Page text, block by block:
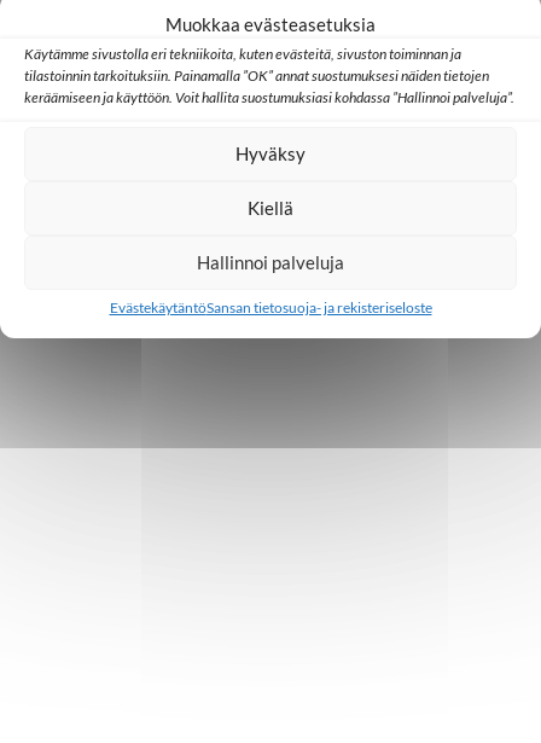
Muokkaa evästeasetuksia
Käytämme sivustolla eri tekniikoita, kuten evästeitä, sivuston toiminnan ja
tilastoinnin tarkoituksiin. Painamalla ”OK” annat suostumuksesi näiden tietojen
keräämiseen ja käyttöön. Voit hallita suostumuksiasi kohdassa ”Hallinnoi palveluja”.
Hyväksy
Kiellä
Hallinnoi palveluja
EvästekäytäntöSansan tietosuoja- ja rekisteriseloste